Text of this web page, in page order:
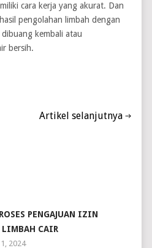
cara kerja yang akurat. Dan
pengolahan limbah dengan
kembali atau
bersih.
Artikel selanjutnya
PENGAJUAN IZIN
LIMBAH CAIR
2024